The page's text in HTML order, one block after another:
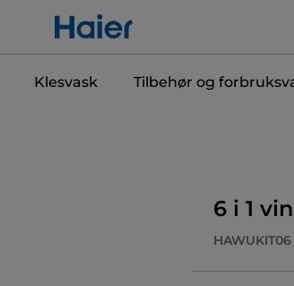
Klesvask Tilbehør og
6 i 1
HAWUKIT06